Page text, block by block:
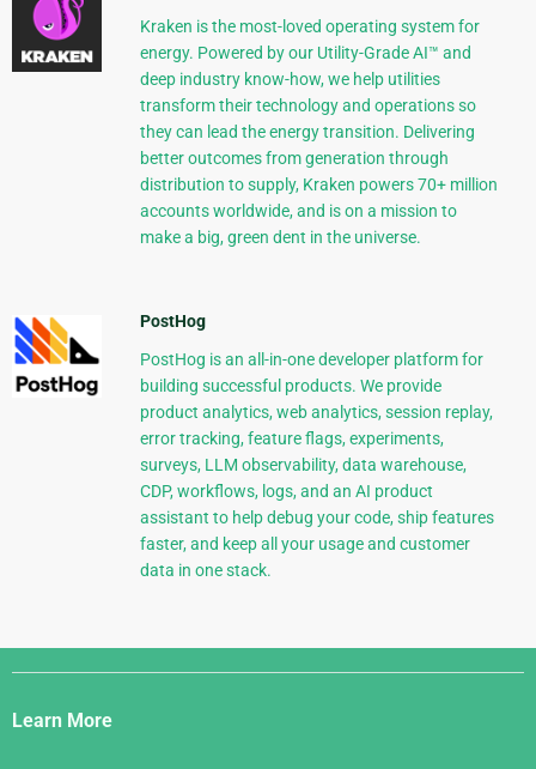
Kraken is the most-loved operating system for
energy. Powered by our Utility-Grade AI™ and
deep industry know-how, we help utilities
transform their technology and operations so
they can lead the energy transition. Delivering
better outcomes from generation through
distribution to supply, Kraken powers 70+ million
accounts worldwide, and is on a mission to
make a big, green dent in the universe.
PostHog
PostHog is an all-in-one developer platform for
building successful products. We provide
product analytics, web analytics, session replay,
error tracking, feature flags, experiments,
surveys, LLM observability, data warehouse,
CDP, workflows, logs, and an AI product
assistant to help debug your code, ship features
faster, and keep all your usage and customer
data in one stack.
Django
Links
Learn More